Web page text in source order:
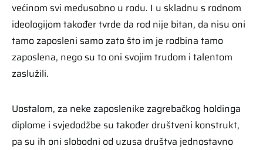
većinom svi međusobno u rodu. I u skladnu s rodnom
ideologijom također tvrde da rod nije bitan, da nisu oni
tamo zaposleni samo zato što im je rodbina tamo
zaposlena, nego su to oni svojim trudom i talentom
zaslužili.
Uostalom, za neke zaposlenike zagrebačkog holdinga
diplome i svjedodžbe su također društveni konstrukt,
pa su ih oni slobodni od uzusa društva jednostavno